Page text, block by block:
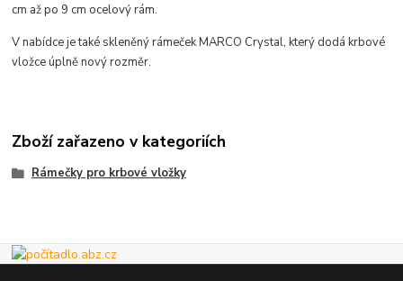
cm až po 9 cm ocelový rám.
V nabídce je také skleněný rámeček MARCO Crystal, který dodá krbové
vložce úplně nový rozměr.
Zboží zařazeno v kategoriích
Rámečky pro krbové vložky